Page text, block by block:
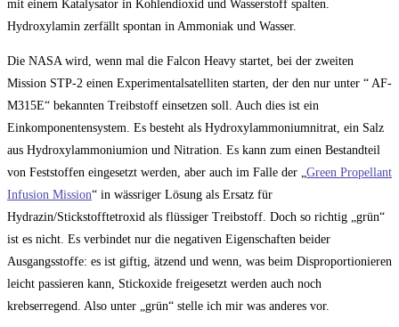
mit einem Katalysator in Kohlendioxid und Wasserstoff spalten.
Hydroxylamin zerfällt spontan in Ammoniak und Wasser.
Die NASA wird, wenn mal die Falcon Heavy startet, bei der zweiten
Mission STP-2 einen Experimentalsatelliten starten, der den nur unter “ AF-
M315E“ bekannten Treibstoff einsetzen soll. Auch dies ist ein
Einkomponentensystem. Es besteht als Hydroxylammoniumnitrat, ein Salz
aus Hydroxylammoniumion und Nitration. Es kann zum einen Bestandteil
von Feststoffen eingesetzt werden, aber auch im Falle der „ Green Propellant
Infusion Mission“ in wässriger Lösung als Ersatz für
Hydrazin/Stickstofftetroxid als flüssiger Treibstoff. Doch so richtig „grün“
ist es nicht. Es verbindet nur die negativen Eigenschaften beider
Ausgangsstoffe: es ist giftig, ätzend und wenn, was beim Disproportionieren
leicht passieren kann, Stickoxide freigesetzt werden auch noch
krebserregend. Also unter „grün“ stelle ich mir was anderes vor.